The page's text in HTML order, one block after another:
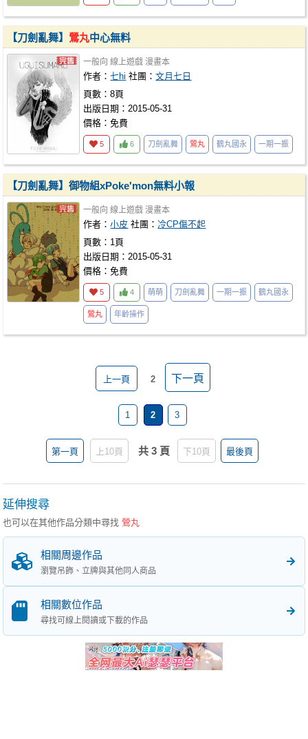
【刀劍亂舞】 鶯丸中心無料
一般向 線上遊戲 漫畫本
作者：七hi 社團：文月七日
頁數：8頁
出版日期：2015-05-31
價格：免費
5 6 刀劍亂舞 鶯丸 鶴丸國永 一期一振
【刀劍亂舞】御物組xPoke'mon無料小報
一般向 線上遊戲 漫畫本
作者：小皮 社團： 冷CP傷不起
頁數：1頁
出版日期：2015-05-31
價格：免費
5 4 萌萌 刀劍亂舞 一期一振 鶴丸國永
鶯丸 年齡操作
上一頁 2 下一頁
1 2 3
第一頁 上10頁 共 3 頁 下10頁 最後頁
延伸搜尋
也可以在其他作品分類中尋找 鶯丸
相關周邊作品
瀏覽吊飾、立牌與其他同人商品
相關數位作品
尋找可線上閱讀或下載的作品